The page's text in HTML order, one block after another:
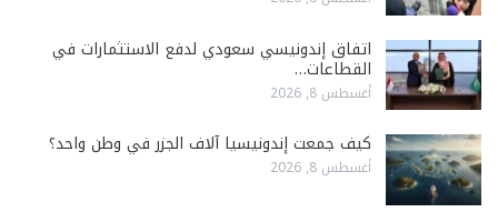
اتفاق إندونيسي سعودي لدفع الاستثمارات في
القطاعات…
أغسطس 8, 2026
كيف جمعت إندونيسيا آلاف الجزر في وطن واحد؟
أغسطس 8, 2026